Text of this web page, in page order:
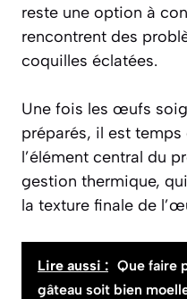
reste une option à
rencontrent des
coquilles éclatées.
Une fois les œufs
préparés, il est
l’élément central du
gestion thermique,
la texture finale de
Lire aussi : Que faire
gâteau soit bien